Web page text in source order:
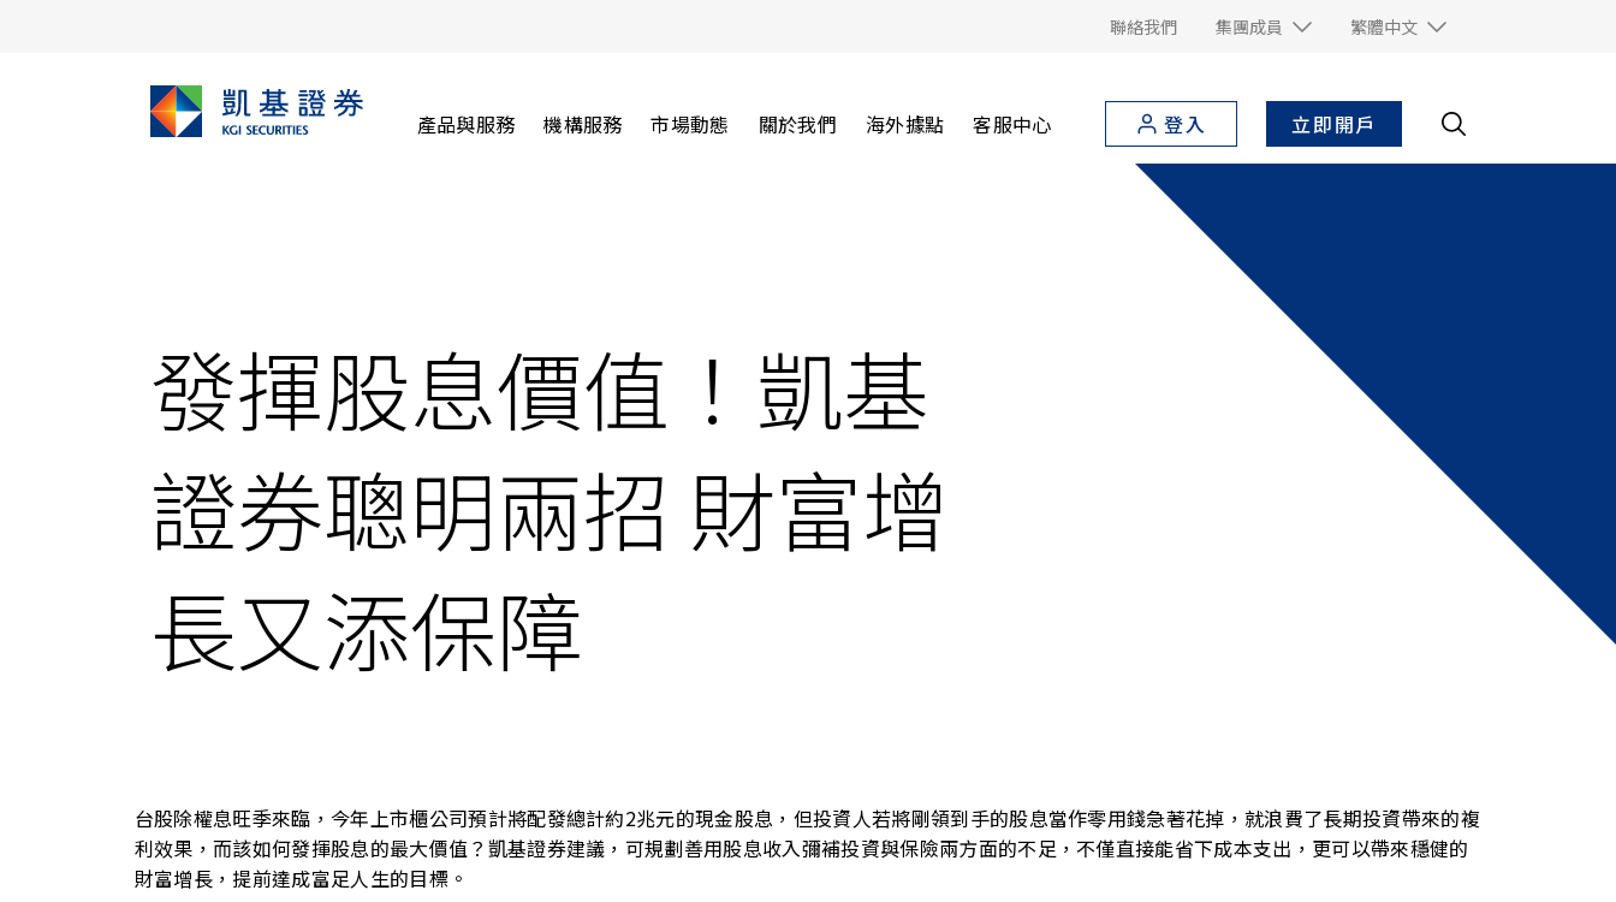
聯絡我們 集團成員 繁體中文
產品與服務 機構服務 市場動態 關於我們 海外據點 客服中心 登入 立即開戶
發揮股息價值！凱基
證券聰明兩招 財富增
長又添保障
台股除權息旺季來臨，今年上市櫃公司預計將配發總計約2兆元的現金股息，但投資人若將剛領到手的股息當作零用錢急著花掉，就浪費了長期投資帶來的複
利效果，而該如何發揮股息的最大價值？凱基證券建議，可規劃善用股息收入彌補投資與保險兩方面的不足，不僅直接能省下成本支出，更可以帶來穩健的
財富增長，提前達成富足人生的目標。